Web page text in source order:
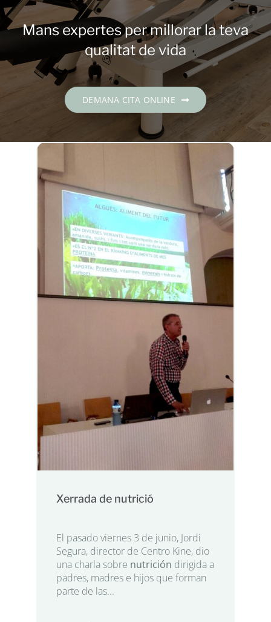
Contacte
Català
Mans expertes per millorar la teva
qualitat de vida
DEMANA CITA ONLINE
Xerrada de nutrició
El pasado viernes 3 de junio, Jordi
Segura, director de Centro Kine, dio
una charla sobre nutrición dirigida a
padres, madres e hijos que forman
parte de las...